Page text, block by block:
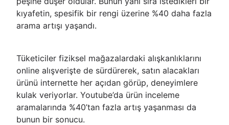
kıyafetin, spesifik bir rengi üzerine %40 daha fazla
arama artışı yaşandı.
Tüketiciler fiziksel mağazalardaki alışkanlıklarını
online alışverişte de sürdürerek, satın alacakları
ürünü internette her açıdan görüp, deneyimlere
kulak veriyorlar. Youtube’da ürün inceleme
aramalarında %40’tan fazla artış yaşanması da
bunun bir sonucu.